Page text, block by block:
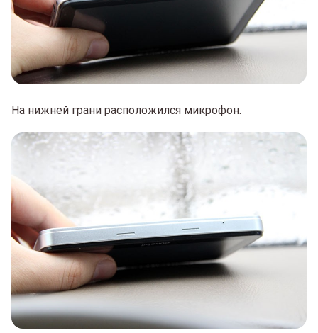
На нижней грани расположился микрофон.